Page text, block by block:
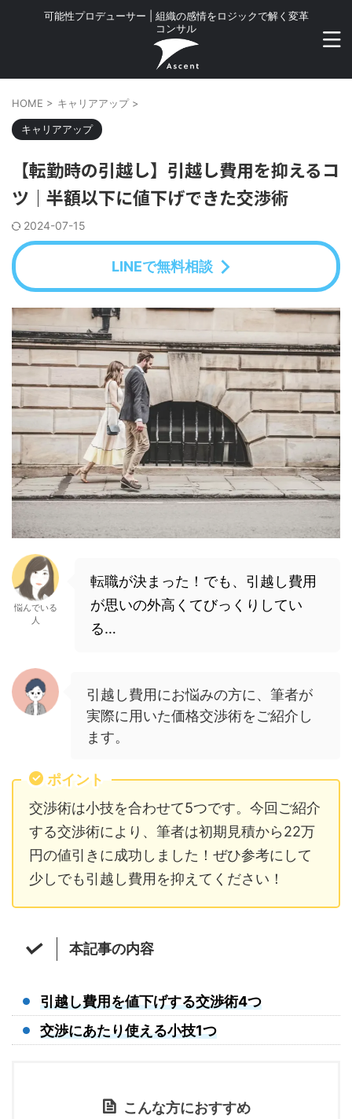
可能性プロデューサー | 組織の感情をロジックで解く変革
コンサル
HOME > キャリアアップ >
キャリアアップ
【転勤時の引越し】引越し費用を抑えるコ
ツ｜半額以下に値下げできた交渉術
2024-07-15
LINEで無料相談
悩んでいる
人
転職が決まった！でも、引越し費用
が思いの外高くてびっくりしてい
る…
引越し費用にお悩みの方に、筆者が
実際に用いた価格交渉術をご紹介し
ます。
ポイント
交渉術は小技を合わせて5つです。今回ご紹介
する交渉術により、筆者は初期見積から22万
円の値引きに成功しました！ぜひ参考にして
少しでも引越し費用を抑えてください！
本記事の内容
引越し費用を値下げする交渉術4つ
交渉にあたり使える小技1つ
こんな方におすすめ